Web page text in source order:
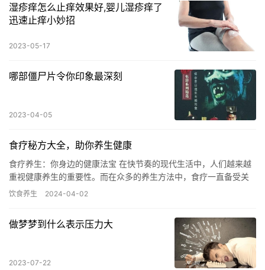
湿疹痒怎么止痒效果好,婴儿湿疹痒了
迅速止痒小妙招
2023-05-17
哪部僵尸片令你印象最深刻
2023-04-05
食疗秘方大全，助你养生健康
食疗养生：你身边的健康法宝 在快节奏的现代生活中，人们越来越
重视健康养生的重要性。而在众多的养生方法中，食疗一直备受关
注。食疗以食材为基础，通过合理的搭配和烹饪方法，将食物的药
饮食养生 2024-04-02
做梦梦到什么表示压力大
2023-07-22